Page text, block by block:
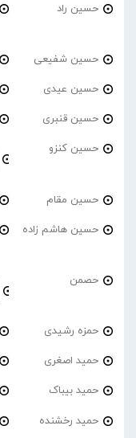
حسین راد
حسین شفیعی
حسین عیدی
حسین قنبری
حسین کنزو
حسین مقام
حسین هاشم زاده
حصمن
حمزه رشیدی
حمید اصغری
حمید بیباک
حمید رخشنده